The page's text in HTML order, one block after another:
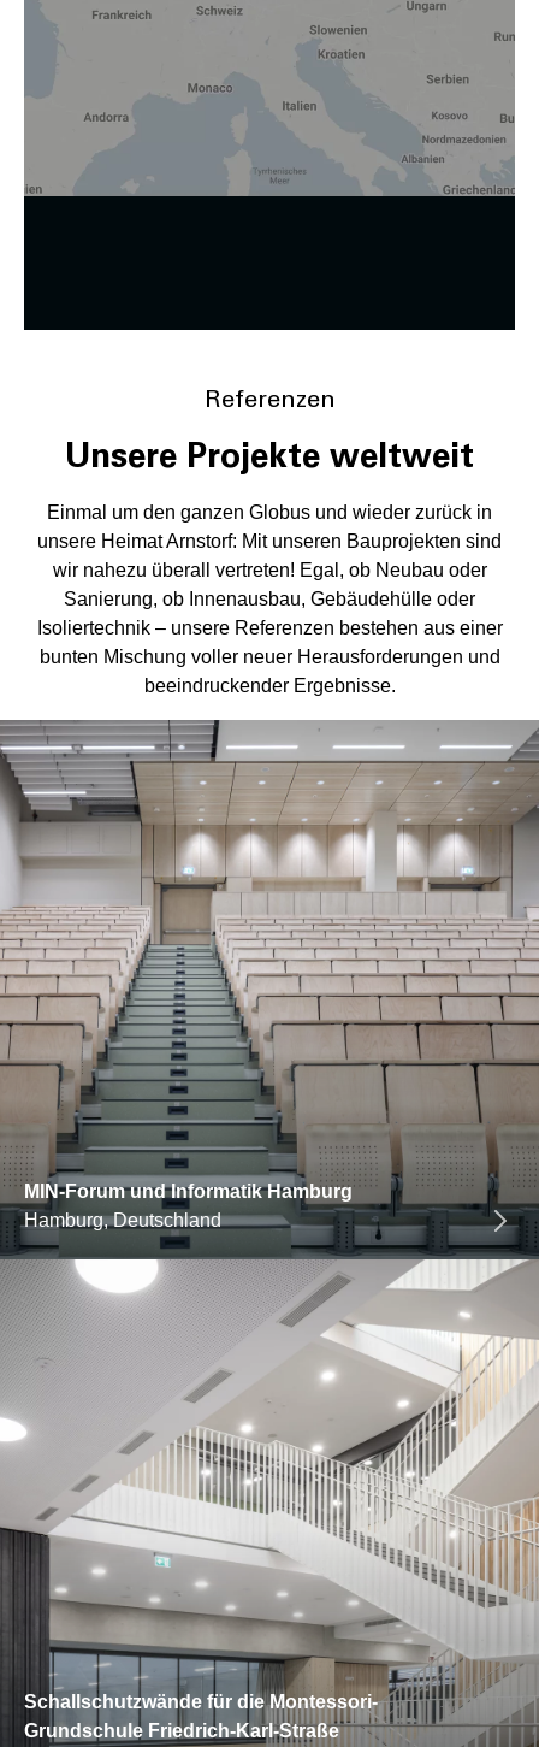
verarbeitet wird, z. B. die USA. Ihre Einwilligung ist stets
freiwillig, für die Nutzung unserer Website nicht erforderlich
und kann jederzeit auf unserer Seite abgelehnt oder
Zustimmung ändern
Referenzen
Unsere Projekte weltweit
Einmal um den ganzen Globus und wieder zurück in
unsere Heimat Arnstorf: Mit unseren Bauprojekten sind
wir nahezu überall vertreten! Egal, ob Neubau oder
Sanierung, ob Innenausbau, Gebäudehülle oder
Isoliertechnik – unsere Referenzen bestehen aus einer
bunten Mischung voller neuer Herausforderungen und
beeindruckender Ergebnisse.
MIN-Forum und Informatik Hamburg
Hamburg, Deutschland
Schallschutzwände für die Montessori-
Grundschule Friedrich-Karl-Straße